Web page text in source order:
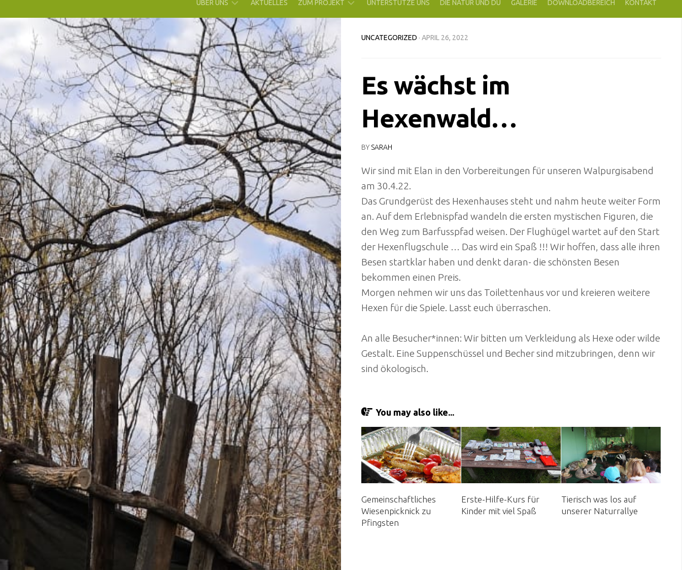
ÜBER UNS
UNSER
VEREIN
UNSERE
PHILOSOPHIE
DIE
IDEENTRÄGERINNEN
AKTUELLES ZUM PROJEKT
WAS
BISHER
GESCHAH
UNSER
GELÄNDE
UNSERE
TIERISCHEN
NACHBARN
UNSERE
ANGEBOTE
UNTERSTÜTZE UNS DIE NATUR UND DU GALERIE DOWNLOADBEREICH KONTAKT
UNCATEGORIZED · APRIL 26, 2022
Es wächst im
Hexenwald…
BY SARAH
Wir sind mit Elan in den Vorbereitungen für unseren Walpurgisabend
am 30.4.22.
Das Grundgerüst des Hexenhauses steht und nahm heute weiter Form
an. Auf dem Erlebnispfad wandeln die ersten mystischen Figuren, die
den Weg zum Barfusspfad weisen. Der Flughügel wartet auf den Start
der Hexenflugschule … Das wird ein Spaß !!! Wir hoffen, dass alle ihren
Besen startklar haben und denkt daran- die schönsten Besen
bekommen einen Preis.
Morgen nehmen wir uns das Toilettenhaus vor und kreieren weitere
Hexen für die Spiele. Lasst euch überraschen.
An alle Besucher*innen: Wir bitten um Verkleidung als Hexe oder wilde
Gestalt. Eine Suppenschüssel und Becher sind mitzubringen, denn wir
sind ökologisch.
You may also like...
Gemeinschaftliches
Wiesenpicknick zu
Pfingsten
Erste-Hilfe-Kurs für
Kinder mit viel Spaß
Tierisch was los auf
unserer Naturrallye